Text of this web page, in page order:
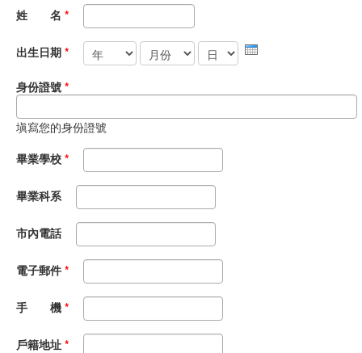
反應信箱
資安公告
姓 名 *
出生日期 * 年 月份 日
身份證號 *
塡寫您的身份證號
畢業學校 *
畢業科系
市內電話
電子郵件 *
手 機 *
戶籍地址 *